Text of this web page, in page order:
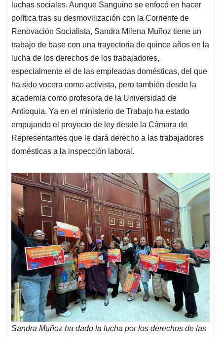
luchas sociales. Aunque Sanguino se enfocó en hacer
política tras su desmovilización con la Corriente de
Renovación Socialista, Sandra Milena Muñoz tiene un
trabajo de base con una trayectoria de quince años en la
lucha de los derechos de los trabajadores,
especialmente el de las empleadas domésticas, del que
ha sido vocera como activista, pero también desde la
academia como profesora de la Universidad de
Antioquia. Ya en el ministerio de Trabajo ha estado
empujando el proyecto de ley desde la Cámara de
Representantes que le dará derecho a las trabajadores
domésticas a la inspección laboral.
Sandra Muñoz ha dado la lucha por los derechos de las